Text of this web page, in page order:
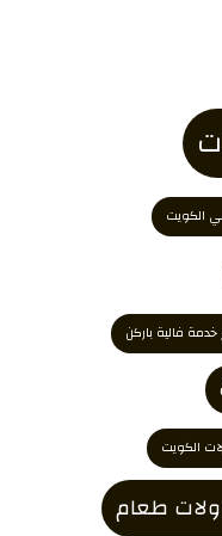
الكويت
خدمة فالية باركن
الكويت
طعام